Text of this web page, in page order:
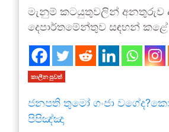
මැනුම් කටයුතුවලින් අනතුරුව
දෙපාර්තමේන්තුව සඳහන් කළේ
කාලීන පුවත්
ජනපති තුමෝ ගංජා
පිපිඤ්ඤා